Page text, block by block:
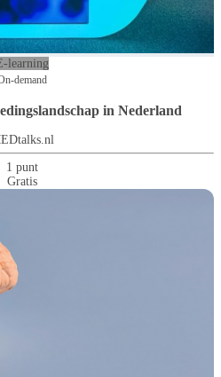
learning
demand
in Nederland
1 punt
Gratis